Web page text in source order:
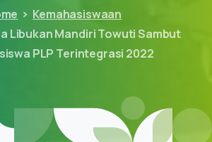
Kemahasiswaan
Libukan Mandiri Towuti Sambut
PLP Terintegrasi 2022